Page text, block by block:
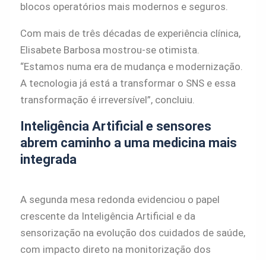
blocos operatórios mais modernos e seguros.
Com mais de três décadas de experiência clínica,
Elisabete Barbosa mostrou-se otimista.
“Estamos numa era de mudança e modernização.
A tecnologia já está a transformar o SNS e essa
transformação é irreversível”, concluiu.
Inteligência Artificial e sensores
abrem caminho a uma medicina mais
integrada
A segunda mesa redonda evidenciou o papel
crescente da Inteligência Artificial e da
sensorização na evolução dos cuidados de saúde,
com impacto direto na monitorização dos